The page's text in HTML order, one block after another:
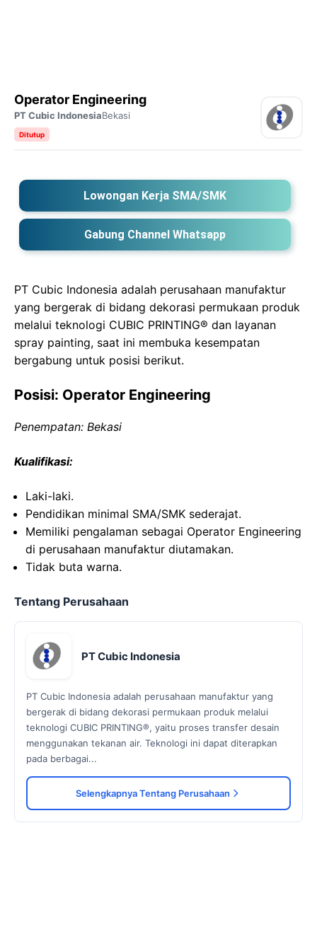
Operator Engineering
PT Cubic IndonesiaBekasi
Ditutup
Lowongan Kerja SMA/SMK
Gabung Channel Whatsapp
PT Cubic Indonesia adalah perusahaan manufaktur
yang bergerak di bidang dekorasi permukaan produk
melalui teknologi CUBIC PRINTING® dan layanan
spray painting, saat ini membuka kesempatan
bergabung untuk posisi berikut.
Posisi: Operator Engineering
Penempatan: Bekasi
Kualifikasi:
Laki-laki.
Pendidikan minimal SMA/SMK sederajat.
Memiliki pengalaman sebagai Operator Engineering
di perusahaan manufaktur diutamakan.
Tidak buta warna.
Tentang Perusahaan
PT Cubic Indonesia
PT Cubic Indonesia adalah perusahaan manufaktur yang
bergerak di bidang dekorasi permukaan produk melalui
teknologi CUBIC PRINTING®, yaitu proses transfer desain
menggunakan tekanan air. Teknologi ini dapat diterapkan
pada berbagai...
Selengkapnya Tentang Perusahaan